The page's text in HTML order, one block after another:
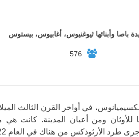
باصا وأبنائها ثيوغنيوس، أغابيوس، بيستوس
576
في أواخر القرن الثالث
للأوثان ومن أعيان المدينة. كانت هي